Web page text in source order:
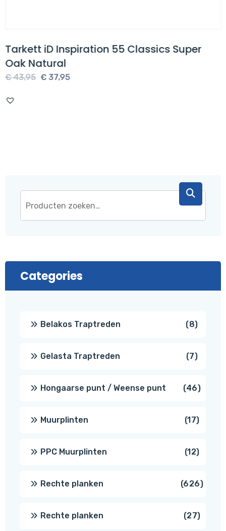
Tarkett iD Inspiration 55 Classics Super
Oak Natural
€43,95 Oorspronkelijke
€ 37,95Huidige
Categories
Belakos Traptreden 88
Gelasta Traptreden 77
Hongaarse punt / Weense punt 4646
Muurplinten 1717
PPC Muurplinten 1212
Rechte planken 626626
Rechte planken 2727